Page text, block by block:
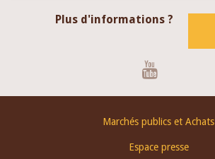
Plus d'informations ?
Marchés publics et Achats
Espace presse